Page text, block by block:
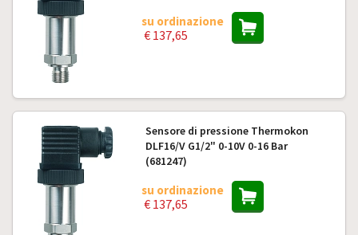
su ordinazione
€ 137,65
Sensore di pressione Thermokon
DLF16/V G1/2" 0-10V 0-16 Bar
(681247)
su ordinazione
€ 137,65